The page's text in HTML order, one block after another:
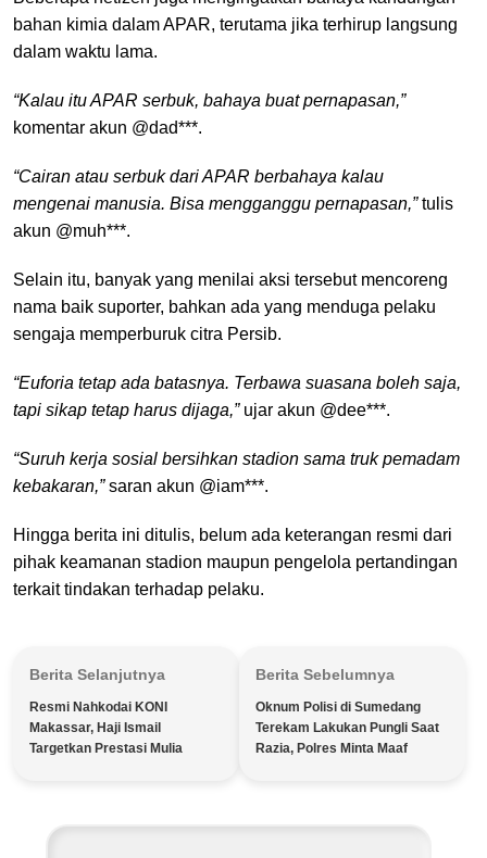
bahan kimia dalam APAR, terutama jika terhirup langsung
dalam waktu lama.
“Kalau itu APAR serbuk, bahaya buat pernapasan,”
komentar akun @dad***.
“Cairan atau serbuk dari APAR berbahaya kalau
mengenai manusia. Bisa mengganggu pernapasan,”tulis
akun @muh***.
Selain itu, banyak yang menilai aksi tersebut mencoreng
nama baik suporter, bahkan ada yang menduga pelaku
sengaja memperburuk citra Persib.
“Euforia tetap ada batasnya. Terbawa suasana boleh saja,
tapi sikap tetap harus dijaga,”ujar akun @dee***.
“Suruh kerja sosial bersihkan stadion sama truk pemadam
kebakaran,”saran akun @iam***.
Hingga berita ini ditulis, belum ada keterangan resmi dari
pihak keamanan stadion maupun pengelola pertandingan
terkait tindakan terhadap pelaku.
Berita Selanjutnya
Resmi Nahkodai KONI
Makassar, Haji Ismail
Targetkan Prestasi Mulia
Berita Sebelumnya
Oknum Polisi di Sumedang
Terekam Lakukan Pungli Saat
Razia, Polres Minta Maaf